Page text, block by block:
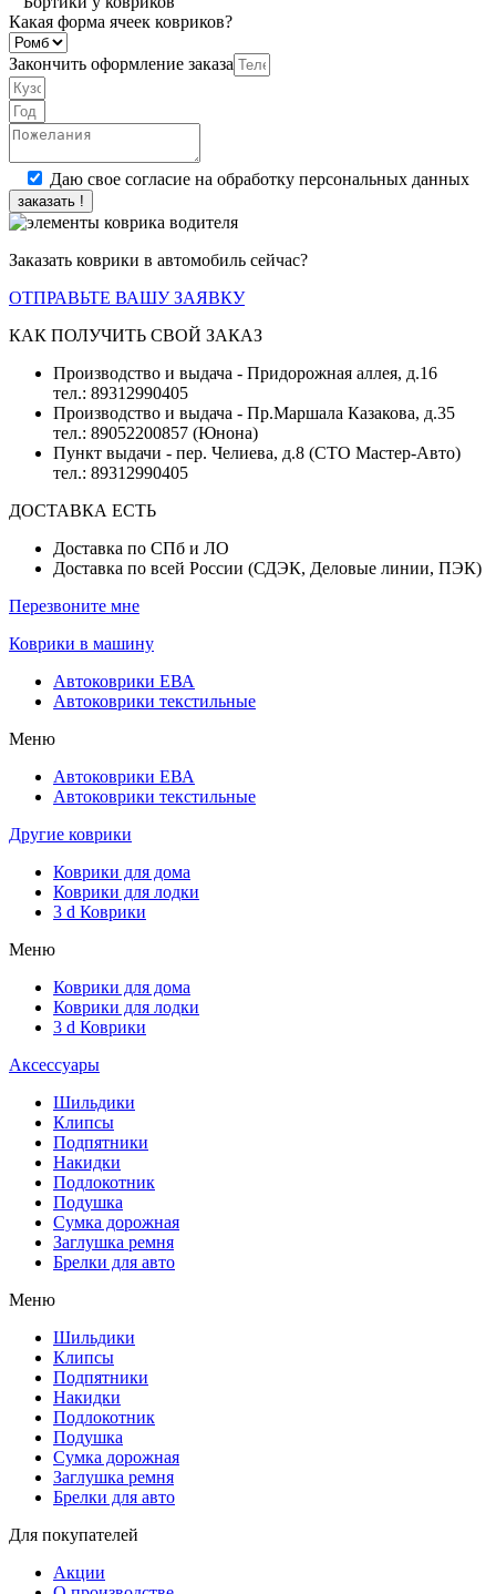
Какая форма ячеек ковриков?
Закончить оформление заказа
Даю свое согласие на обработку персональных данных
заказать !
Заказать коврики в автомобиль сейчас?
ОТПРАВЬТЕ ВАШУ ЗАЯВКУ
КАК ПОЛУЧИТЬ СВОЙ ЗАКАЗ
Производство и выдача - Придорожная аллея, д.16
тел.: 89312990405
Производство и выдача - Пр.Маршала Казакова, д.35
тел.: 89052200857 (Юнона)
Пункт выдачи - пер. Челиева, д.8 (СТО Мастер-Авто)
тел.: 89312990405
ДОСТАВКА ЕСТЬ
Доставка по СПб и ЛО
Доставка по всей России (СДЭК, Деловые линии, ПЭК)
Перезвоните мне
Коврики в машину
Автоковрики ЕВА
Автоковрики текстильные
Меню
Автоковрики ЕВА
Автоковрики текстильные
Другие коврики
Коврики для дома
Коврики для лодки
3 d Коврики
Меню
Коврики для дома
Коврики для лодки
3 d Коврики
Аксессуары
Шильдики
Клипсы
Подпятники
Накидки
Подлокотник
Подушка
Сумка дорожная
Заглушка ремня
Брелки для авто
Меню
Шильдики
Клипсы
Подпятники
Накидки
Подлокотник
Подушка
Сумка дорожная
Заглушка ремня
Брелки для авто
Для покупателей
Акции